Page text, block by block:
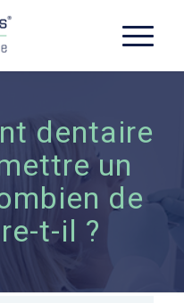
dentaire
un
de
t-il ?